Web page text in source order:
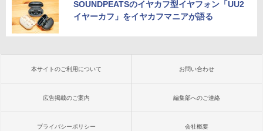
SOUNDPEATSのイヤカフ型イヤフォン「UU2
イヤーカフ」をイヤカフマニアが語る
本サイトのご利用について お問い合わせ
広告掲載のご案内 編集部へのご連絡
プライバシーポリシー 会社概要